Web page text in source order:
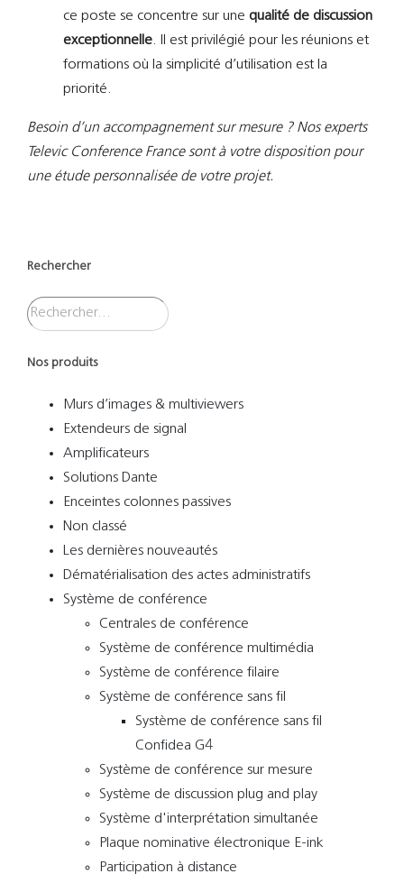
ce poste se concentre sur une qualité de discussion
exceptionnelle. Il est privilégié pour les réunions et
formations où la simplicité d’utilisation est la
priorité.
Besoin d’un accompagnement sur mesure ? Nos experts
Televic Conference France sont à votre disposition pour
une étude personnalisée de votre projet.
Rechercher
Nos produits
Murs d’images & multiviewers
Extendeurs de signal
Amplificateurs
Solutions Dante
Enceintes colonnes passives
Non classé
Les dernières nouveautés
Dématérialisation des actes administratifs
Système de conférence
Centrales de conférence
Système de conférence multimédia
Système de conférence filaire
Système de conférence sans fil
Système de conférence sans fil
Confidea G4
Système de conférence sur mesure
Système de discussion plug and play
Système d'interprétation simultanée
Plaque nominative électronique E-ink
Participation à distance